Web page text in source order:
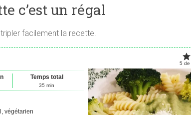
c’est un régal
facilement la recette.
5 de
Temps total
35 min
végétarien